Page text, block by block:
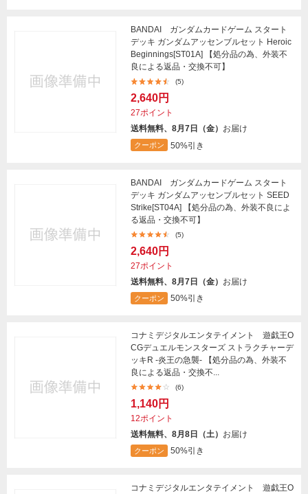
BANDAI ガンダムカードゲーム スタート
デッキ ガンダムアッセンブルセット Heroic
Beginnings[ST01A] 【処分品の為、外装不
良による返品・交換不可】
(5)
2,640円
27ポイント
送料無料、8月7日（金） お届け
クーポン 50%引き
BANDAI ガンダムカードゲーム スタート
デッキ ガンダムアッセンブルセット SEED
Strike[ST04A] 【処分品の為、外装不良によ
る返品・交換不可】
(5)
2,640円
27ポイント
送料無料、8月7日（金） お届け
クーポン 50%引き
コナミデジタルエンタテイメント 遊戯王O
CGデュエルモンスターズ ストラクチャーデ
ッキR -炎王の急襲- 【処分品の為、外装不
良による返品・交換不...
(6)
1,140円
12ポイント
送料無料、8月8日（土） お届け
クーポン 50%引き
コナミデジタルエンタテイメント 遊戯王O